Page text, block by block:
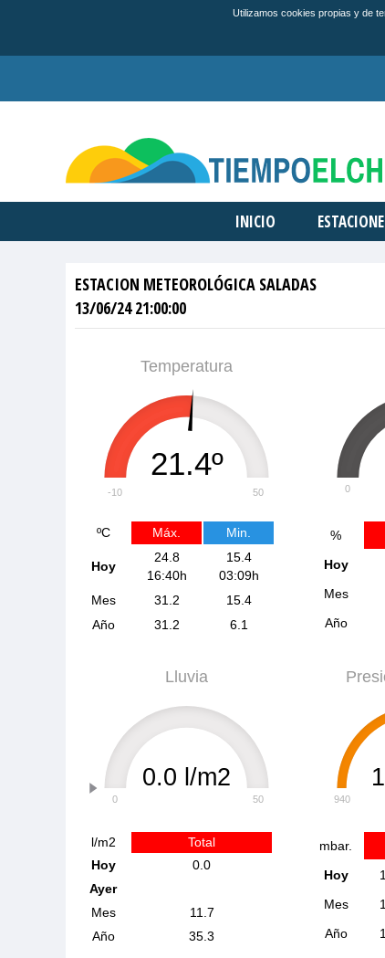
Utilizamos cookies propias y de
INICIO
ESTACION METEOROLÓGICA SALADAS
13/06/24 21:00:00
Temperatura
21.4º
-10 50
ºC Máx. Min.
Hoy
24.8
16:40h
15.4
03:09h
Mes
31.2
15.4
Año
31.2 6.1
0
%
Hoy
Mes
Año
Lluvia
0.0 l/m2
0 50
l/m2
Total
Hoy
0.0
Ayer
Mes
11.7
Año
35.3
940
mbar.
Hoy
Mes
Año